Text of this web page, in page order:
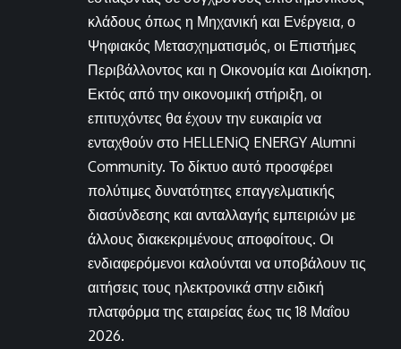
κλάδους όπως η Μηχανική και Ενέργεια, ο
Ψηφιακός Μετασχηματισμός, οι Επιστήμες
Περιβάλλοντος και η Οικονομία και Διοίκηση.
Εκτός από την οικονομική στήριξη, οι
επιτυχόντες θα έχουν την ευκαιρία να
ενταχθούν στο HELLENiQ ENERGY Alumni
Community. Το δίκτυο αυτό προσφέρει
πολύτιμες δυνατότητες επαγγελματικής
διασύνδεσης και ανταλλαγής εμπειριών με
άλλους διακεκριμένους αποφοίτους. Οι
ενδιαφερόμενοι καλούνται να υποβάλουν τις
αιτήσεις τους ηλεκτρονικά στην ειδική
πλατφόρμα της εταιρείας έως τις 18 Μαΐου
2026.